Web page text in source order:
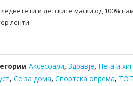
ги и детските маски од 100%
ленти.
Аксесоари,Здравје, Нега и
,Се за дома,Спортска опрема, ТОП